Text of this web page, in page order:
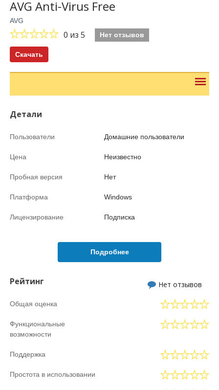
AVG Anti-Virus Free
AVG
0 из 5 Нет отзывов
Скачать
Детали
Пользователи Домашние пользователи
Цена Неизвестно
Пробная версия Нет
Платформа Windows
Лицензирование Подписка
Подробнее
Рейтинг Нет отзывов
Общая оценка
Функциональные
возможности
Поддержка
Простота в использовании